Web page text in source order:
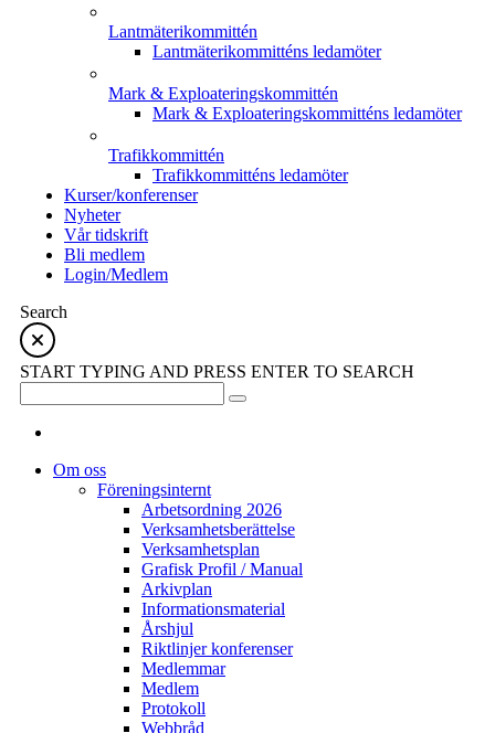
Lantmäterikommittén
Lantmäterikommitténs ledamöter
Mark & Exploateringskommittén
Mark & Exploateringskommitténs ledamöter
Trafikkommittén
Trafikkommitténs ledamöter
Kurser/konferenser
Nyheter
Vår tidskrift
Bli medlem
Login/Medlem
Search
START TYPING AND PRESS ENTER TO SEARCH
Om oss
Föreningsinternt
Arbetsordning 2026
Verksamhetsberättelse
Verksamhetsplan
Grafisk Profil / Manual
Arkivplan
Informationsmaterial
Årshjul
Riktlinjer konferenser
Medlemmar
Medlem
Protokoll
Webbråd